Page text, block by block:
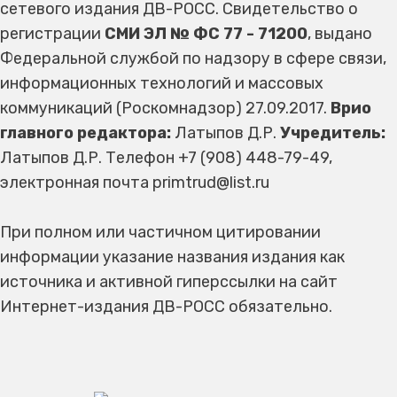
сетевого издания ДВ-РОСС. Свидетельство о
регистрации СМИ ЭЛ № ФС 77 - 71200, выдано
Федеральной службой по надзору в сфере связи,
информационных технологий и массовых
коммуникаций (Роскомнадзор) 27.09.2017. Врио
главного редактора: Латыпов Д.Р. Учредитель:
Латыпов Д.Р. Телефон +7 (908) 448-79-49,
электронная почта primtrud@list.ru
При полном или частичном цитировании
информации указание названия издания как
источника и активной гиперссылки на сайт
Интернет-издания ДВ-РОСС обязательно.